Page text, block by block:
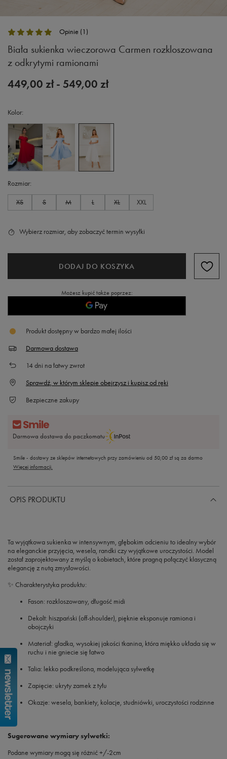
Opinie (1)
Biała sukienka wieczorowa Carmen rozkloszowana
z odkrytymi ramionami
Kolor
Rozmiar
XS S M L XL XXL
449,00 zł- 549,00 zł
Wybierz rozmiar, aby zobaczyć termin wysyłki
DODAJ DO KOSZYKA
Możesz kupić także poprzez:
Produkt dostępny w bardzo małej ilości
Darmowa dostawa
14dni na łatwy zwrot
Sprawdź, w którym sklepie obejrzysz i kupisz od ręki
Bezpieczne zakupy
Darmowa dostawa do paczkomatu
Smile - dostawy ze sklepów internetowych przy zamówieniu od 50,00 złsą za darmo
Więcej informacji.
OPIS PRODUKTU
Ta wyjątkowa sukienka w intensywnym, głębokim odcieniu to idealny wybór
na eleganckie przyjęcia, wesela, randki czy wyjątkowe uroczystości. Model
został zaprojektowany z myślą o kobietach, które pragną połączyć klasyczną
elegancję z nutą zmysłowości.
✨ Charakterystyka produktu:
Fason: rozkloszowany, długość midi
Dekolt: hiszpański (off-shoulder), pięknie eksponuje ramiona i
obojczyki
Materiał: gładka, wysokiej jakości tkanina, która miękko układa się w
ruchu i nie gniecie się łatwo
Talia: lekko podkreślona, modelująca sylwetkę
Zapięcie: ukryty zamek z tyłu
Okazje: wesela, bankiety, kolacje, studniówki, uroczystości rodzinne
Sugerowane wymiary sylwetki:
Podane wymiary mogą się różnić +/-2cm